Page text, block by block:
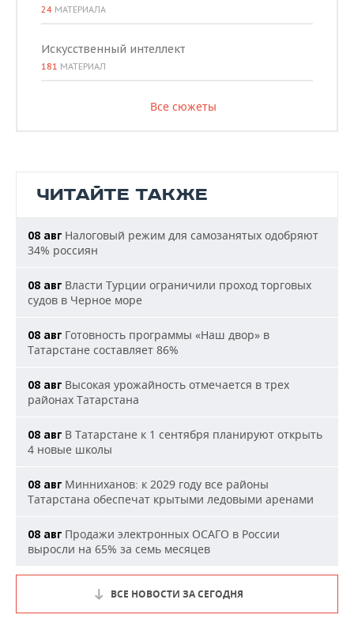
24 МАТЕРИАЛА
Искусственный интеллект
181 МАТЕРИАЛ
Все сюжеты
ЧИТАЙТЕ ТАКЖЕ
08 авг Налоговый режим для самозанятых одобряют
34% россиян
08 авг Власти Турции ограничили проход торговых
судов в Черное море
08 авг Готовность программы «Наш двор» в
Татарстане составляет 86%
08 авг Высокая урожайность отмечается в трех
районах Татарстана
08 авг В Татарстане к 1 сентября планируют открыть
4 новые школы
08 авг Минниханов: к 2029 году все районы
Татарстана обеспечат крытыми ледовыми аренами
08 авг Продажи электронных ОСАГО в России
выросли на 65% за семь месяцев
ВСЕ НОВОСТИ ЗА СЕГОДНЯ